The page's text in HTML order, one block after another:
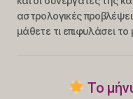
αστρολογικές
μάθετε τι επιφυλάσει
Το